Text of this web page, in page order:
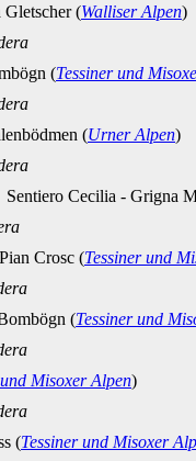
(Walliser Alpen)
(Tessiner und
(Urner Alpen)
Sentiero Cecilia - Grigna
Crosc (Tessiner und
(Tessiner und
Misoxer Alpen)
(Tessiner und Misoxer